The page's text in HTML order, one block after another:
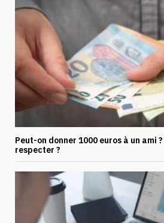
Peut-on donner 1000 euros à un ami
respecter ?